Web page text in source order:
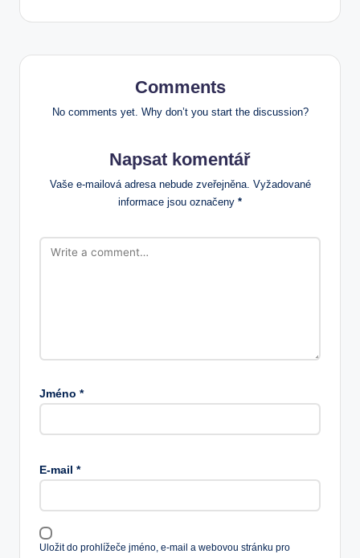
Comments
No comments yet. Why don’t you start the discussion?
Napsat komentář
Vaše e-mailová adresa nebude zveřejněna. Vyžadované
informace jsou označeny *
Jméno *
E-mail *
Uložit do prohlížeče jméno, e-mail a webovou stránku pro